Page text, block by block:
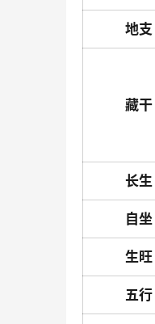
地支
藏干
长生
自坐
生旺
五行